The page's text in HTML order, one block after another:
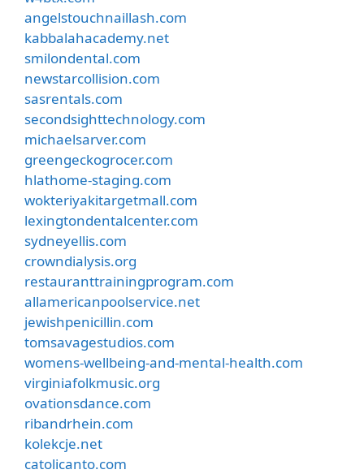
angelstouchnaillash.com
kabbalahacademy.net
smilondental.com
newstarcollision.com
sasrentals.com
secondsighttechnology.com
michaelsarver.com
greengeckogrocer.com
hlathome-staging.com
wokteriyakitargetmall.com
lexingtondentalcenter.com
sydneyellis.com
crowndialysis.org
restauranttrainingprogram.com
allamericanpoolservice.net
jewishpenicillin.com
tomsavagestudios.com
womens-wellbeing-and-mental-health.com
virginiafolkmusic.org
ovationsdance.com
ribandrhein.com
kolekcje.net
catolicanto.com